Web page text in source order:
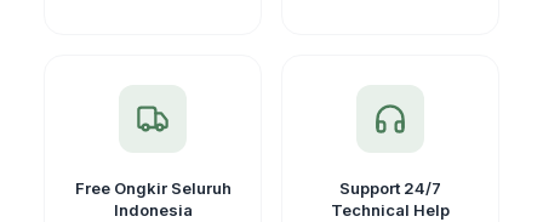
Free Ongkir Seluruh
Indonesia
Support 24/7
Technical Help